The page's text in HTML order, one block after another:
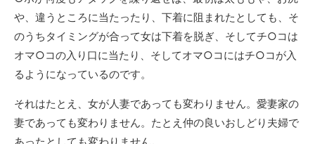
や、違うところに当たったり、下着に阻まれたとしても、そ
のうちタイミングが合って女は下着を脱ぎ、そしてチ○コは
オマ○コの入り口に当たり、そしてオマ○コにはチ○コが入
るようになっているのです。
それはたとえ、女が人妻であっても変わりません。愛妻家の
妻であっても変わりません。たとえ仲の良いおしどり夫婦で